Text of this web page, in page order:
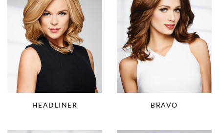
HEADLINER BRAVO